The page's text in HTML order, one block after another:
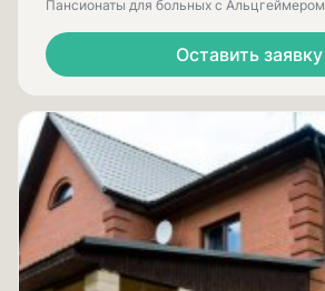
Пансионаты для больных с Альцгеймером
Оставить заявку